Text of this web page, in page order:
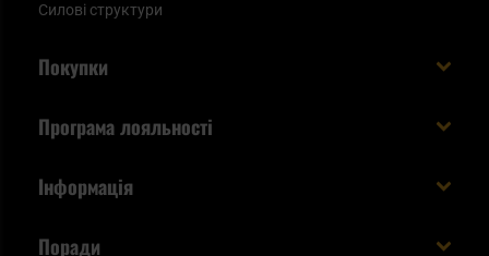
Силові структури
Покупки
Способи оплати
Статус замовлення
Програма лояльності
Інформація
Поради